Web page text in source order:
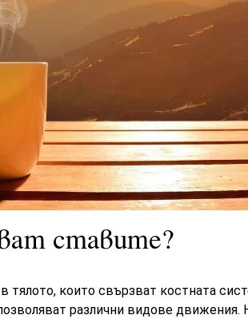
ставите?
тялото, които свързват костната
различни видове движения.